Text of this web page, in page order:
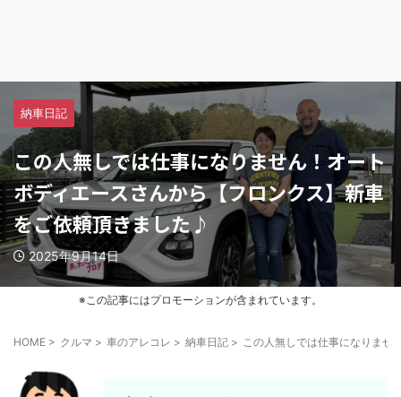
納車日記
この人無しでは仕事になりません！オート
ボディエースさんから【フロンクス】新車
をご依頼頂きました♪
2025年9月14日
※この記事にはプロモーションが含まれています。
HOME > クルマ > 車のアレコレ > 納車日記 > この人無しでは仕事になりませ